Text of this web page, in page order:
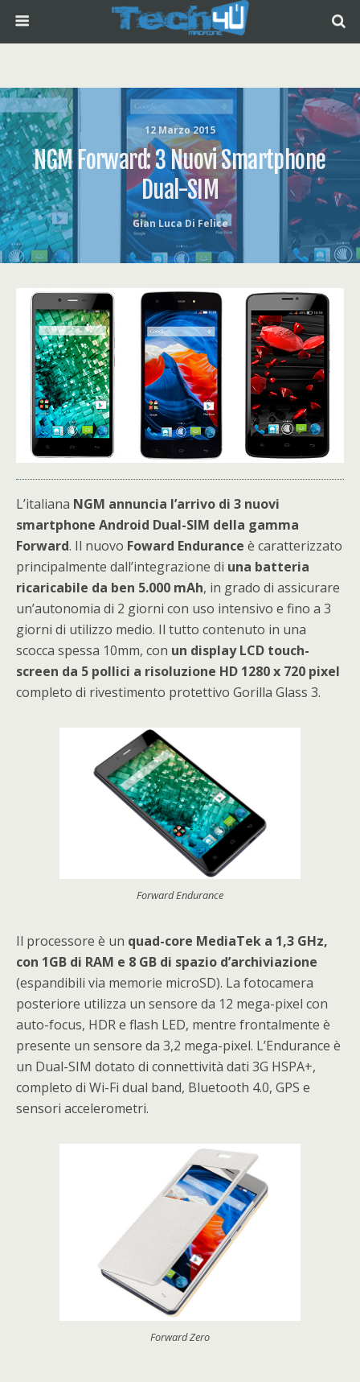
12 Marzo 2015
NGM Forward: 3 Nuovi Smartphone
Dual-SIM
Gian Luca Di Felice
L’italiana NGM annuncia l’arrivo di 3 nuovi
smartphone Android Dual-SIM della gamma
Forward. Il nuovo Foward Endurance è caratterizzato
principalmente dall’integrazione di una batteria
ricaricabile da ben 5.000 mAh, in grado di assicurare
un’autonomia di 2 giorni con uso intensivo e fino a 3
giorni di utilizzo medio. Il tutto contenuto in una
scocca spessa 10mm, con un display LCD touch-
screen da 5 pollici a risoluzione HD 1280 x 720 pixel
completo di rivestimento protettivo Gorilla Glass 3.
Forward Endurance
Il processore è un quad-core MediaTek a 1,3 GHz,
con 1GB di RAM e 8 GB di spazio d’archiviazione
(espandibili via memorie microSD). La fotocamera
posteriore utilizza un sensore da 12 mega-pixel con
auto-focus, HDR e flash LED, mentre frontalmente è
presente un sensore da 3,2 mega-pixel. L’Endurance è
un Dual-SIM dotato di connettività dati 3G HSPA+,
completo di Wi-Fi dual band, Bluetooth 4.0, GPS e
sensori accelerometri.
Forward Zero